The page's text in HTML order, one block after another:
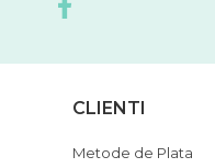
CLIENTI
Metode de Plata